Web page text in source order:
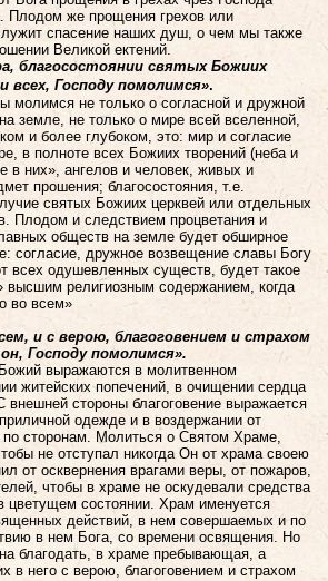
Плодом же прощения грехов или
спасение наших душ, о чем мы также
Великой ектений.
благосостоянии святых Божиих
всех, Господу помолимся».
молимся не только о согласной и дружной
земле, не только о мире всей вселенной,
и более глубоком, это: мир и согласие
в полноте всех Божиих творений (неба и
в них», ангелов и человек, живых и
прошения; благосостояния, т.е.
святых Божиих церквей или отдельных
Плодом и следствием процветания и
обществ на земле будет обширное
согласие, дружное возвещение славы Богу
всех одушевленных существ, будет такое
высшим религиозным содержанием, когда
во всем»
и с верою, благоговением и страхом
Господу помолимся».
выражаются в молитвенном
житейских попечений, в очищении сердца
внешней стороны благоговение выражается
одежде и в воздержании от
по сторонам. Молиться о Святом Храме,
не отступал никогда Он от храма своею
от осквернения врагами веры, от пожаров,
чтобы в храме не оскудевали средства
цветущем состоянии. Храм именуется
действий, в нем совершаемых и по
в нем Бога, со времени освящения. Но
благодать, в храме пребывающая, а
в него с верою, благоговением и страхом